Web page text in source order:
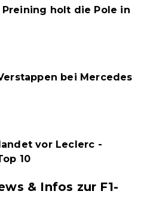
holt die Pole in
bei Mercedes
vor Leclerc -
10
& Infos zur F1-